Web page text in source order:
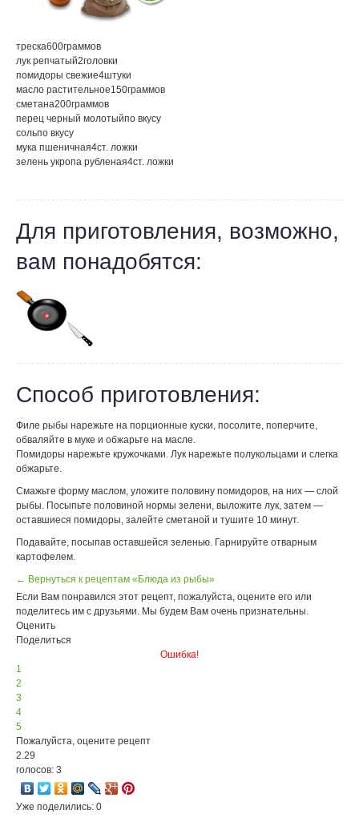
треска600граммов
лук репчатый2головки
помидоры свежие4штуки
масло растительное150граммов
сметана200граммов
перец черный молотыйпо вкусу
сольпо вкусу
мука пшеничная4ст. ложки
зелень укропа рубленая4ст. ложки
Для приготовления, возможно,
вам понадобятся:
Способ приготовления:
Филе рыбы нарежьте на порционные куски, посолите, поперчите,
обваляйте в муке и обжарьте на масле.
Помидоры нарежьте кружочками. Лук нарежьте полукольцами и слегка
обжарьте.
Смажьте форму маслом, уложите половину помидоров, на них — слой
рыбы. Посыпьте половиной нормы зелени, выложите лук, затем —
оставшиеся помидоры, залейте сметаной и тушите 10 минут.
Подавайте, посыпав оставшейся зеленью. Гарнируйте отварным
картофелем.
← Вернуться к рецептам «Блюда из рыбы»
Если Вам понравился этот рецепт, пожалуйста, оцените его или
поделитесь им с друзьями. Мы будем Вам очень признательны.
Оценить
Поделиться
Ошибка!
1
2
3
4
5
Пожалуйста, оцените рецепт
2.29
голосов: 3
Уже поделились: 0